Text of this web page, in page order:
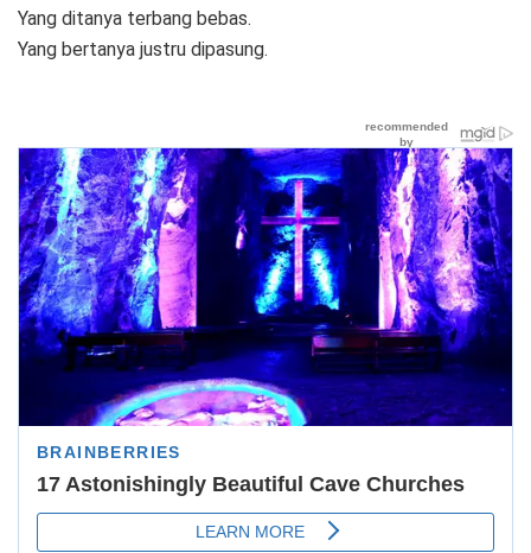
Yang ditanya terbang bebas.
Yang bertanya justru dipasung.